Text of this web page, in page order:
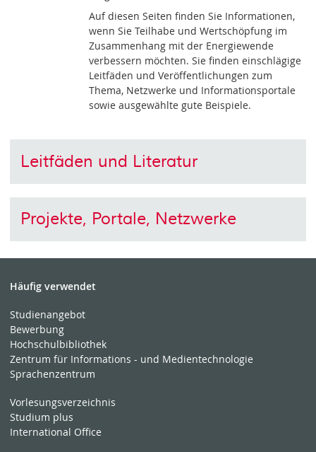
Auf diesen Seiten finden Sie Informationen,
wenn Sie Teilhabe und Wertschöpfung im
Zusammenhang mit der Energiewende
verbessern möchten. Sie finden einschlägige
Leitfäden und Veröffentlichungen zum
Thema, Netzwerke und Informationsportale
sowie ausgewählte gute Beispiele.
Leitfäden und Literatur
Projekte, Portale, Netzwerke
Häufig verwendet
Studienangebot
Bewerbung
Hochschulbibliothek
Zentrum für Informations - und Medientechnologie
Sprachenzentrum
Vorlesungsverzeichnis
Studium plus
International Office